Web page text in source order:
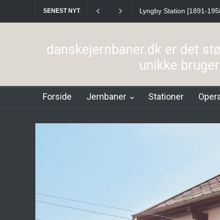
SENEST NYT Lyngby Station [1891-
danskejernbaner.dk er det
unikke
Forside Jernbaner Stationer